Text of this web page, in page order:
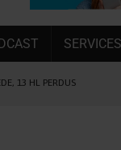
SERVICES
13 HL PERDUS